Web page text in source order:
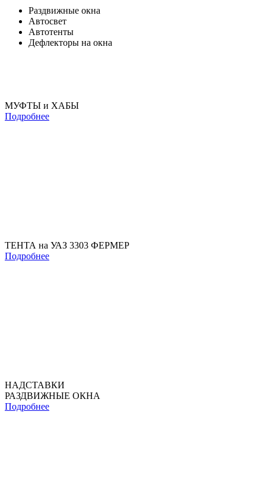
Раздвижные окна
Автосвет
Автотенты
Дефлекторы на окна
МУФТЫ и ХАБЫ
Подробнее
ТЕНТА на УАЗ 3303 ФЕРМЕР
Подробнее
НАДСТАВКИ
РАЗДВИЖНЫЕ ОКНА
Подробнее